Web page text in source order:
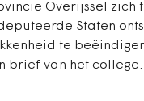
Overijssel zich
Staten
te
brief van het college.